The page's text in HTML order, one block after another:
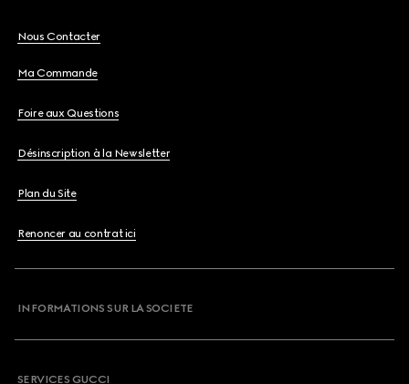
Nous Contacter
Ma Commande
Foire aux Questions
Désinscription à la Newsletter
Plan du Site
Renoncer au contrat ici
INFORMATIONS SUR LA SOCIETE
SERVICES GUCCI